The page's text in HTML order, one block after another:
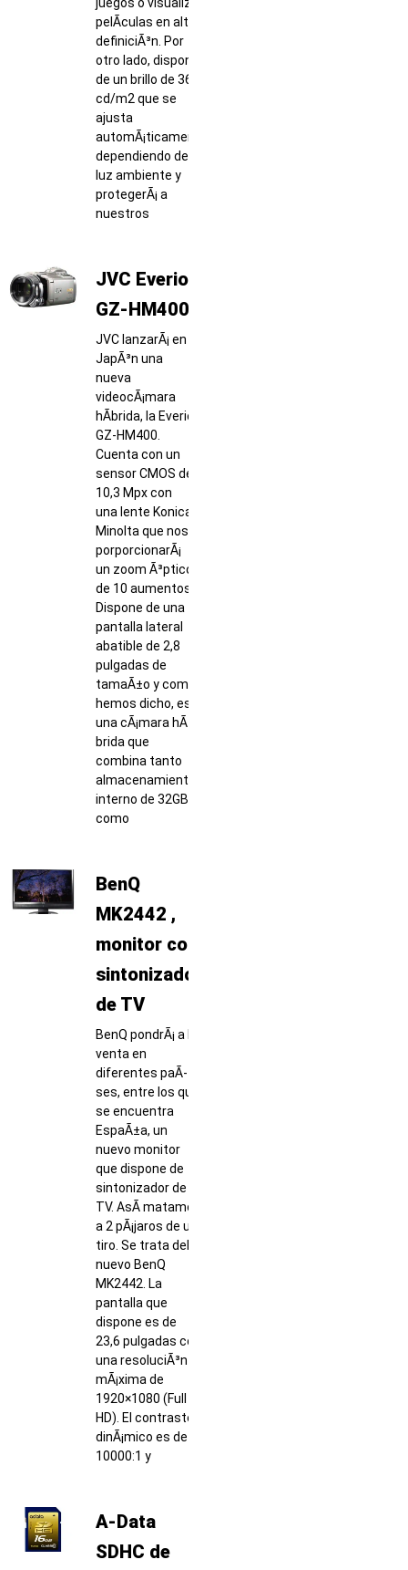
pelÃ­culas en alta
definiciÃ³n. Por
otro lado, dispone
de un brillo de 360
cd/m2 que se
ajusta
automÃ¡ticamente
dependiendo de la
luz ambiente y
protegerÃ¡ a
nuestros
JVC Everio
GZ-HM400
JVC lanzarÃ¡ en
JapÃ³n una
nueva
videocÃ¡mara
hÃ­brida, la Everio
GZ-HM400.
Cuenta con un
sensor CMOS de
10,3 Mpx con
una lente Konica
Minolta que nos
porporcionarÃ¡
un zoom Ã³ptico
de 10 aumentos.
Dispone de una
pantalla lateral
abatible de 2,8
pulgadas de
tamaÃ±o y como
hemos dicho, es
una cÃ¡mara hÃ­
brida que
combina tanto
almacenamiento
interno de 32GB
como
BenQ
MK2442 ,
monitor con
sintonizador
de TV
BenQ pondrÃ¡ a la
venta en
diferentes paÃ­
ses, entre los que
se encuentra
EspaÃ±a, un
nuevo monitor
que dispone de
sintonizador de
TV. AsÃ­ matamos
a 2 pÃ¡jaros de un
tiro. Se trata del
nuevo BenQ
MK2442. La
pantalla que
dispone es de
23,6 pulgadas con
una resoluciÃ³n
mÃ¡xima de
1920×1080 (Full
HD). El contraste
dinÃ¡mico es de
10000:1 y
A-Data
SDHC de